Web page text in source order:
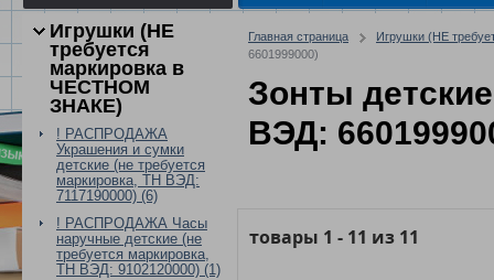
Игрушки (НЕ
требуется
маркировка в
ЧЕСТНОМ
ЗНАКЕ)
! РАСПРОДАЖА
Украшения и сумки
детские (не требуется
маркировка, ТН ВЭД:
7117190000) (6)
! РАСПРОДАЖА Часы
наручные детские (не
требуется маркировка,
ТН ВЭД: 9102120000) (1)
Главная страница
Игрушки (НЕ
6601999000)
Зонты
ВЭД:
товары 1 - 11 из 11